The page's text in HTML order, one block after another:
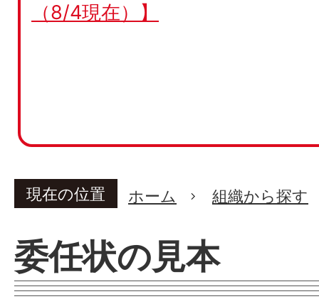
（8/4現在）】
現在の位置 ホーム 組織から探す
委任状の見本